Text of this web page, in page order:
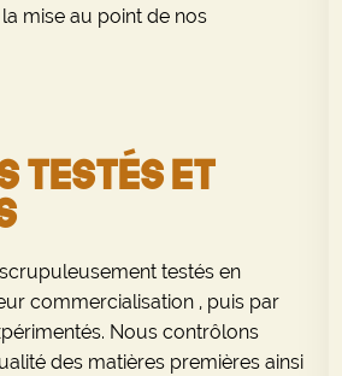
mise au point de nos
testés et
testés en
commercialisation , puis par
Nous contrôlons
des matières premières ainsi